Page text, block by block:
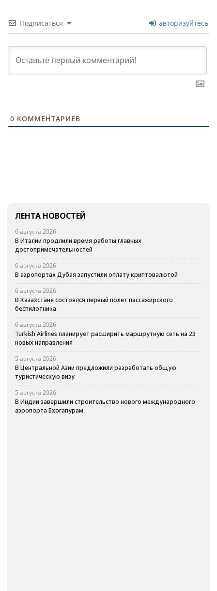
Подписаться авторизуйтесь
0 КОММЕНТАРИЕВ
ЛЕНТА НОВОСТЕЙ
6 августа 2026
В Италии продлили время работы главных
достопримечательностей
6 августа 2026
В аэропортах Дубая запустили оплату криптовалютой
6 августа 2026
В Казахстане состоялся первый полет пассажирского
беспилотника
6 августа 2026
Turkish Airlines планирует расширить маршрутную сеть на 23
новых направления
5 августа 2026
В Центральной Азии предложили разработать общую
туристическую визу
5 августа 2026
В Индии завершили строительство нового международного
аэропорта Бхогапурам